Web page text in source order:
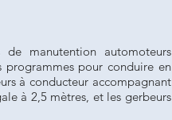
manutention automoteurs
programmes pour conduire en
à conducteur accompagnant
à 2,5 mètres, et les gerbeurs